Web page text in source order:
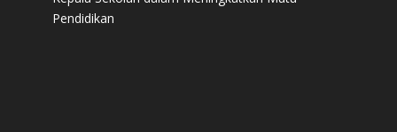
Pendidikan